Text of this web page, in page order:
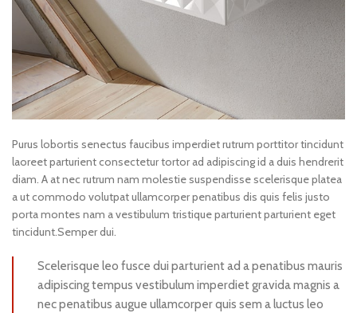
Purus lobortis senectus faucibus imperdiet rutrum porttitor tincidunt
laoreet parturient consectetur tortor ad adipiscing id a duis hendrerit
diam. A at nec rutrum nam molestie suspendisse scelerisque platea
a ut commodo volutpat ullamcorper penatibus dis quis felis justo
porta montes nam a vestibulum tristique parturient parturient eget
tincidunt.Semper dui.
Scelerisque leo fusce dui parturient ad a penatibus mauris
adipiscing tempus vestibulum imperdiet gravida magnis a
nec penatibus augue ullamcorper quis sem a luctus leo